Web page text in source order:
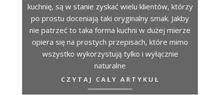
kuchnię, są w stanie zyskać wielu klientów, którzy
po prostu doceniają taki oryginalny smak. Jakby
nie patrzeć to taka forma kuchni w dużej mierze
opiera się na prostych przepisach, które mimo
wszystko wykorzystują tylko i wyłącznie
naturalne
CZYTAJ CAŁY ARTYKUŁ